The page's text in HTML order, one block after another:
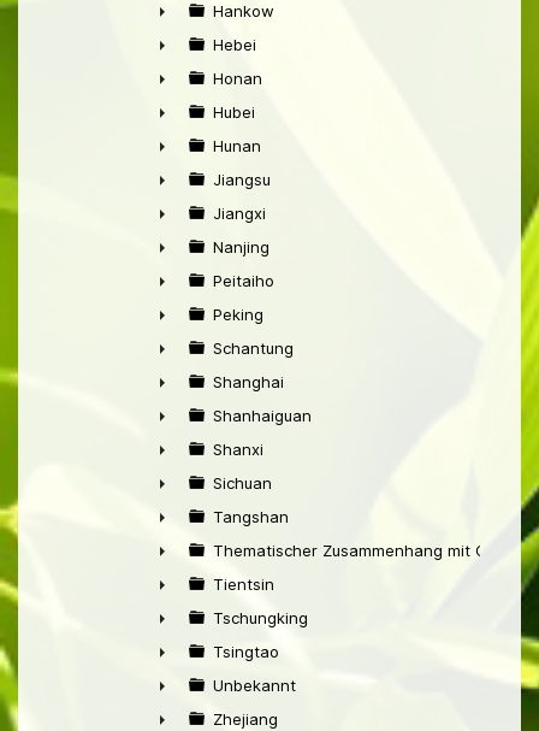
►
►
Hankow
►
Hebei
►
Honan
►
Hubei
►
Hunan
►
Jiangsu
►
Jiangxi
►
Nanjing
►
Peitaiho
►
Peking
►
Schantung
►
Shanghai
►
Shanhaiguan
►
Shanxi
►
Sichuan
►
Tangshan
►
Thematischer Zusammenhang mit China
►
Tientsin
►
Tschungking
►
Tsingtao
►
Unbekannt
Zhejiang